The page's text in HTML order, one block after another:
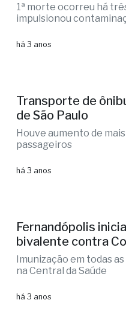
1ª morte ocorreu há
impulsionou
há 3 anos
Transporte de
de São Paulo
Houve aumento de
passageiros
há 3 anos
Fernandópolis
bivalente contra
Imunização em todas
na Central da Saúde
há 3 anos